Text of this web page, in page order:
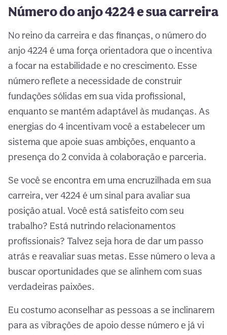
Número do anjo 4224 e sua carreira
No reino da carreira e das finanças, o número do
anjo 4224 é uma força orientadora que o incentiva
a focar na estabilidade e no crescimento. Esse
número reflete a necessidade de construir
fundações sólidas em sua vida profissional,
enquanto se mantém adaptável às mudanças. As
energias do 4 incentivam você a estabelecer um
sistema que apoie suas ambições, enquanto a
presença do 2 convida à colaboração e parceria.
Se você se encontra em uma encruzilhada em sua
carreira, ver 4224 é um sinal para avaliar sua
posição atual. Você está satisfeito com seu
trabalho? Está nutrindo relacionamentos
profissionais? Talvez seja hora de dar um passo
atrás e reavaliar suas metas. Esse número o leva a
buscar oportunidades que se alinhem com suas
verdadeiras paixões.
Eu costumo aconselhar as pessoas a se inclinarem
para as vibrações de apoio desse número e já vi